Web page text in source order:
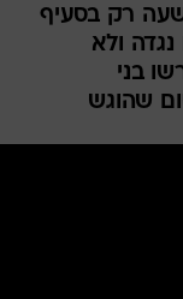
פסלר הורשעה רק בסעיף
ולא
בני
שהוגש